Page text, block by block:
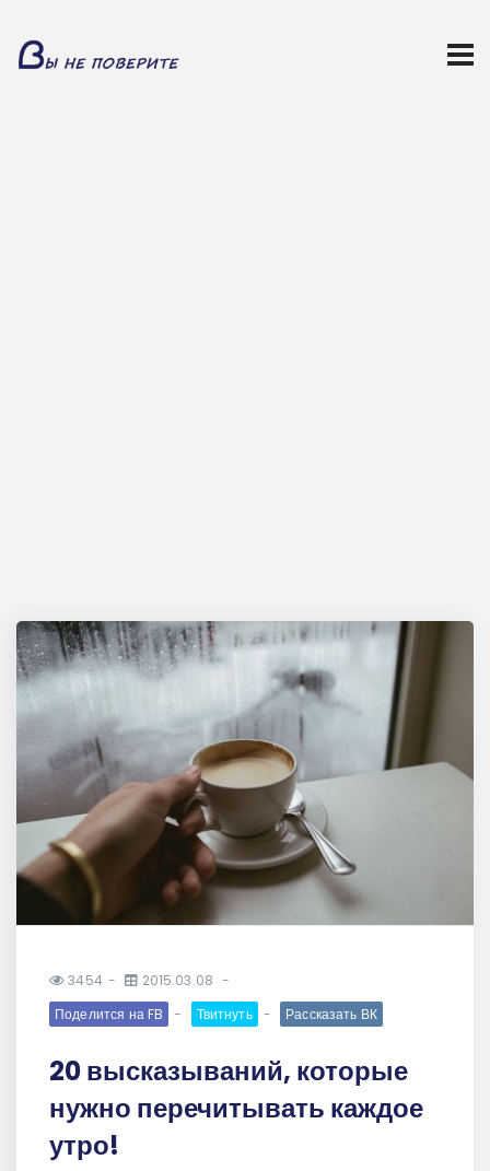
3454
2015.03.08
Поделится на FB
Твитнуть Рассказать ВК
20 высказываний, которые
нужно перечитывать каждое
утро!